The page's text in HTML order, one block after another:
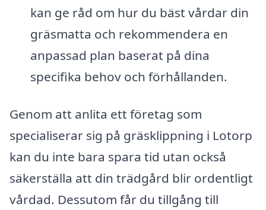
kan ge råd om hur du bäst vårdar din
gräsmatta och rekommendera en
anpassad plan baserat på dina
specifika behov och förhållanden.
Genom att anlita ett företag som
specialiserar sig på gräsklippning i Lotorp
kan du inte bara spara tid utan också
säkerställa att din trädgård blir ordentligt
vårdad. Dessutom får du tillgång till